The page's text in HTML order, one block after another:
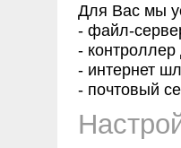
Для Вас мы
- файл-
-
- интернет
- почтовый